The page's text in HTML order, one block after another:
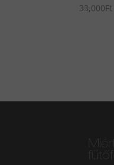
33,000Ft